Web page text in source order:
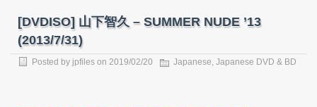
[DVDISO] 山下智久 – SUMMER NUDE ’13
(2013/7/31)
Posted by jpfiles on 2019/02/20 Japanese, Japanese DVD & BD